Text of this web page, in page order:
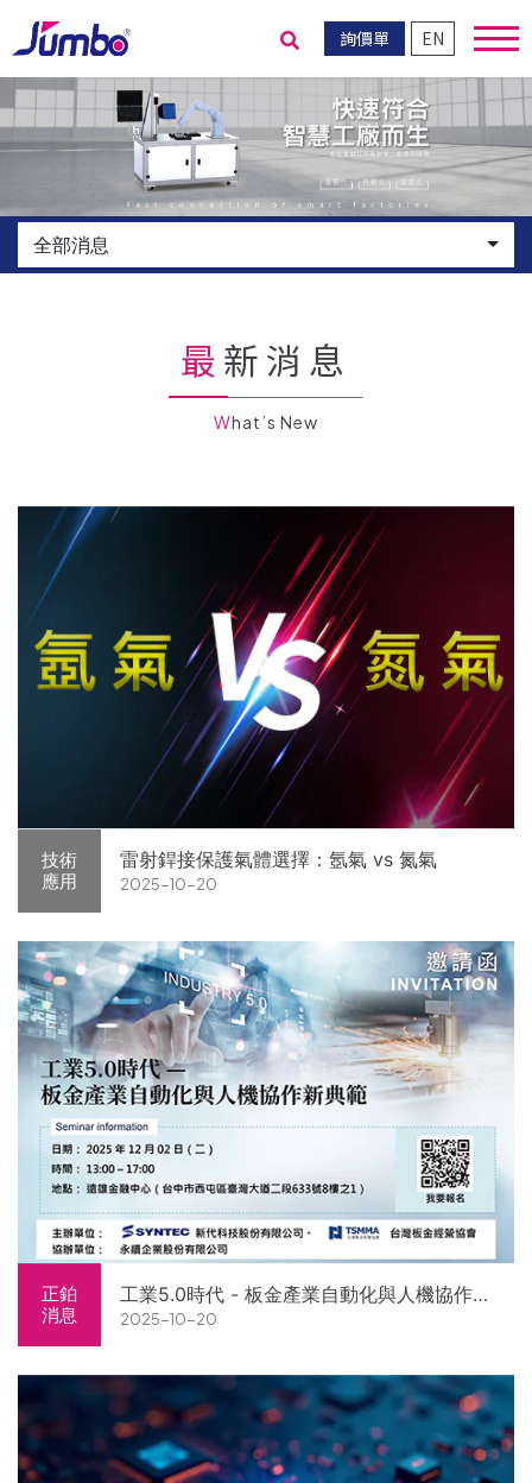
詢價單 EN
送出搜尋
全部消息
最新消息
What’s New
技術
應用
雷射銲接保護氣體選擇：氬氣 vs 氮氣
2025-10-20
正鉑
消息
工業5.0時代 - 板金產業自動化與人機協作新
典範研討會
2025-10-20